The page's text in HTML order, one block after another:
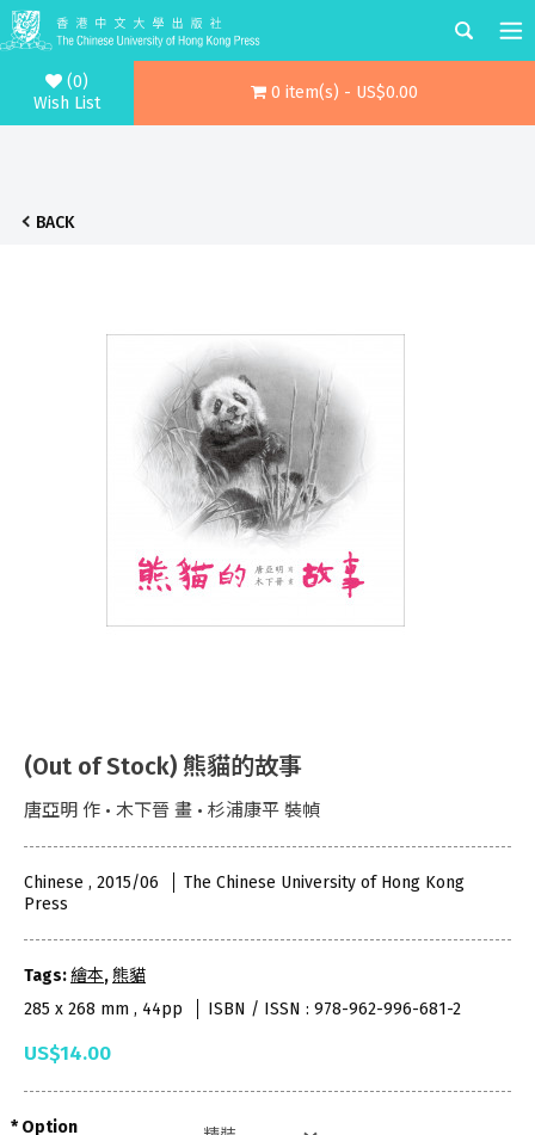
(0)
Wish List
0 item(s) - US$0.00
BACK
(Out of Stock) 熊貓的故事
唐亞明 作 • 木下晉 畫 • 杉浦康平 裝幀
Chinese , 2015/06
The Chinese University of Hong Kong
Press
Tags:繪本, 熊貓
285 x 268 mm , 44pp
ISBN / ISSN : 978-962-996-681-2
US$14.00
Option